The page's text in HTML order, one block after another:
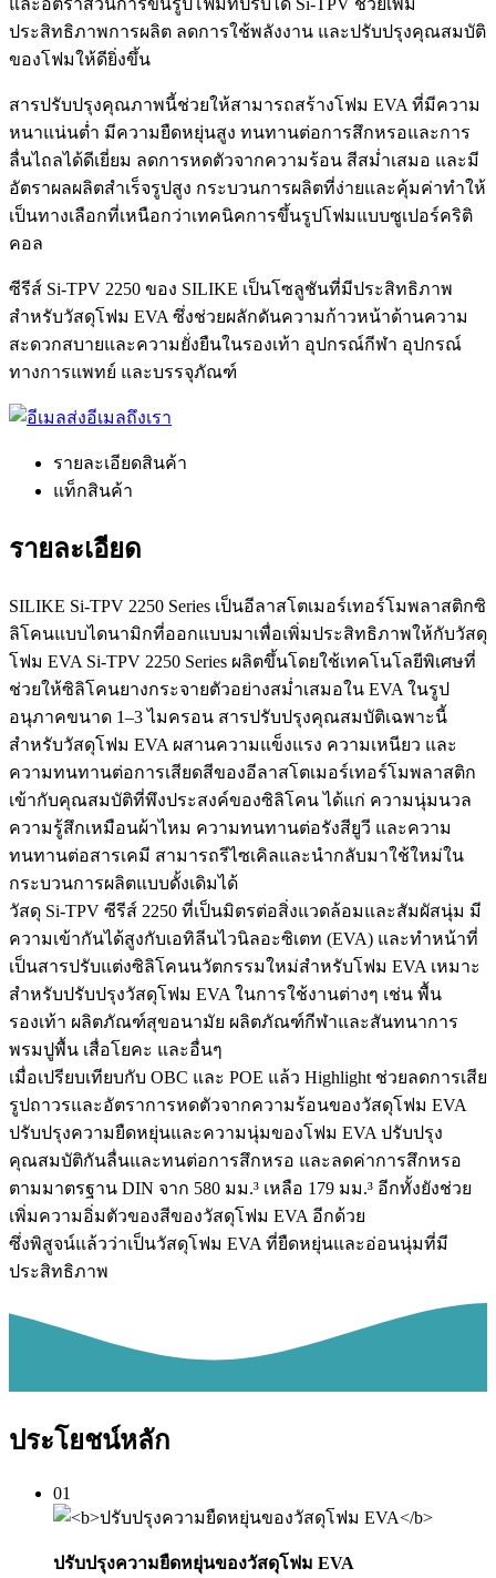
ประสิทธิภาพการผลิต ลดการใช้พลังงาน และปรับปรุงคุณสมบัติ
ของโฟมให้ดียิ่งขึ้น
สารปรับปรุงคุณภาพนี้ช่วยให้สามารถสร้างโฟม EVA ที่มีความ
หนาแน่นต่ำ มีความยืดหยุ่นสูง ทนทานต่อการสึกหรอและการ
ลื่นไถลได้ดีเยี่ยม ลดการหดตัวจากความร้อน สีสม่ำเสมอ และมี
อัตราผลผลิตสำเร็จรูปสูง กระบวนการผลิตที่ง่ายและคุ้มค่าทำให้
เป็นทางเลือกที่เหนือกว่าเทคนิคการขึ้นรูปโฟมแบบซูเปอร์คริติ
คอล
ซีรีส์ Si-TPV 2250 ของ SILIKE เป็นโซลูชันที่มีประสิทธิภาพ
สำหรับวัสดุโฟม EVA ซึ่งช่วยผลักดันความก้าวหน้าด้านความ
สะดวกสบายและความยั่งยืนในรองเท้า อุปกรณ์กีฬา อุปกรณ์
ทางการแพทย์ และบรรจุภัณฑ์
ส่งอีเมลถึงเรา
รายละเอียดสินค้า
แท็กสินค้า
รายละเอียด
SILIKE Si-TPV 2250 Series เป็นอีลาสโตเมอร์เทอร์โมพลาสติกซิ
ลิโคนแบบไดนามิกที่ออกแบบมาเพื่อเพิ่มประสิทธิภาพให้กับวัสดุ
โฟม EVA Si-TPV 2250 Series ผลิตขึ้นโดยใช้เทคโนโลยีพิเศษที่
ช่วยให้ซิลิโคนยางกระจายตัวอย่างสม่ำเสมอใน EVA ในรูป
อนุภาคขนาด 1–3 ไมครอน สารปรับปรุงคุณสมบัติเฉพาะนี้
สำหรับวัสดุโฟม EVA ผสานความแข็งแรง ความเหนียว และ
ความทนทานต่อการเสียดสีของอีลาสโตเมอร์เทอร์โมพลาสติก
เข้ากับคุณสมบัติที่พึงประสงค์ของซิลิโคน ได้แก่ ความนุ่มนวล
ความรู้สึกเหมือนผ้าไหม ความทนทานต่อรังสียูวี และความ
ทนทานต่อสารเคมี สามารถรีไซเคิลและนำกลับมาใช้ใหม่ใน
กระบวนการผลิตแบบดั้งเดิมได้
วัสดุ Si-TPV ซีรีส์ 2250 ที่เป็นมิตรต่อสิ่งแวดล้อมและสัมผัสนุ่ม มี
ความเข้ากันได้สูงกับเอทิลีนไวนิลอะซิเตท (EVA) และทำหน้าที่
เป็นสารปรับแต่งซิลิโคนนวัตกรรมใหม่สำหรับโฟม EVA เหมาะ
สำหรับปรับปรุงวัสดุโฟม EVA ในการใช้งานต่างๆ เช่น พื้น
รองเท้า ผลิตภัณฑ์สุขอนามัย ผลิตภัณฑ์กีฬาและสันทนาการ
พรมปูพื้น เสื่อโยคะ และอื่นๆ
เมื่อเปรียบเทียบกับ OBC และ POE แล้ว Highlight ช่วยลดการเสีย
รูปถาวรและอัตราการหดตัวจากความร้อนของวัสดุโฟม EVA
ปรับปรุงความยืดหยุ่นและความนุ่มของโฟม EVA ปรับปรุง
คุณสมบัติกันลื่นและทนต่อการสึกหรอ และลดค่าการสึกหรอ
ตามมาตรฐาน DIN จาก 580 มม.³ เหลือ 179 มม.³ อีกทั้งยังช่วย
เพิ่มความอิ่มตัวของสีของวัสดุโฟม EVA อีกด้วย
ซึ่งพิสูจน์แล้วว่าเป็นวัสดุโฟม EVA ที่ยืดหยุ่นและอ่อนนุ่มที่มี
ประสิทธิภาพ
ประโยชน์หลัก
01
ปรับปรุงความยืดหยุ่นของวัสดุโฟม EVA